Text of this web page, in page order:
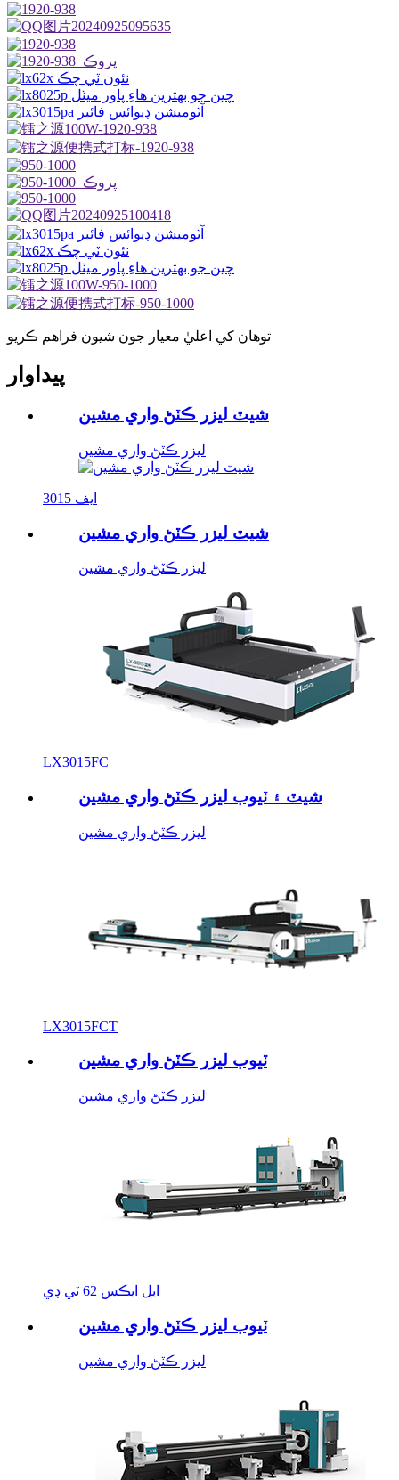
توهان کي اعليٰ معيار جون شيون فراهم ڪريو
پيداوار
شيٽ ليزر ڪٽڻ واري مشين
ليزر ڪٽڻ واري مشين
3015 ايف
شيٽ ليزر ڪٽڻ واري مشين
ليزر ڪٽڻ واري مشين
LX3015FC
شيٽ ۽ ٽيوب ليزر ڪٽڻ واري مشين
ليزر ڪٽڻ واري مشين
LX3015FCT
ٽيوب ليزر ڪٽڻ واري مشين
ليزر ڪٽڻ واري مشين
ايل ايڪس 62 ٽي ڊي
ٽيوب ليزر ڪٽڻ واري مشين
ليزر ڪٽڻ واري مشين